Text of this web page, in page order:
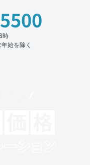
時
始を除く